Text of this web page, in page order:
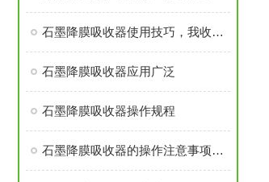
石墨降膜吸收器使用技巧，我收藏了！
石墨降膜吸收器应用广泛
石墨降膜吸收器操作规程
石墨降膜吸收器的操作注意事项有那些你知道吗